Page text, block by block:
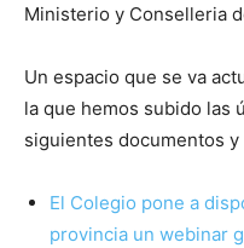
Ministerio y Conselleria
Un espacio que se va
la que hemos subido las
siguientes documentos y
El Colegio pone a
provincia un webinar